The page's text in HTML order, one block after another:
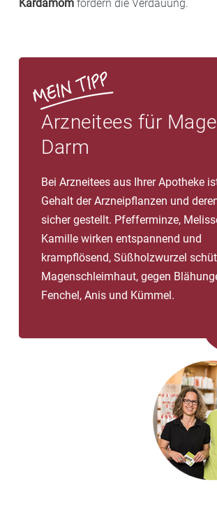
Kardamom fördern die Verdauung.
Arzneitees für
Darm
Bei Arzneitees aus Ihrer Apotheke
Gehalt der Arzneipflanzen und
sicher gestellt. Pfefferminze,
Kamille wirken entspannend und
krampflösend, Süßholzwurzel
Magenschleimhaut, gegen
Fenchel, Anis und Kümmel.